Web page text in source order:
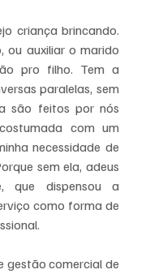
criança brincando.
ou auxiliar o marido
pro filho. Tem a
paralelas, sem
são feitos por nós
com um
necessidade de
sem ela, adeus
que dispensou a
como forma de
gestão comercial de